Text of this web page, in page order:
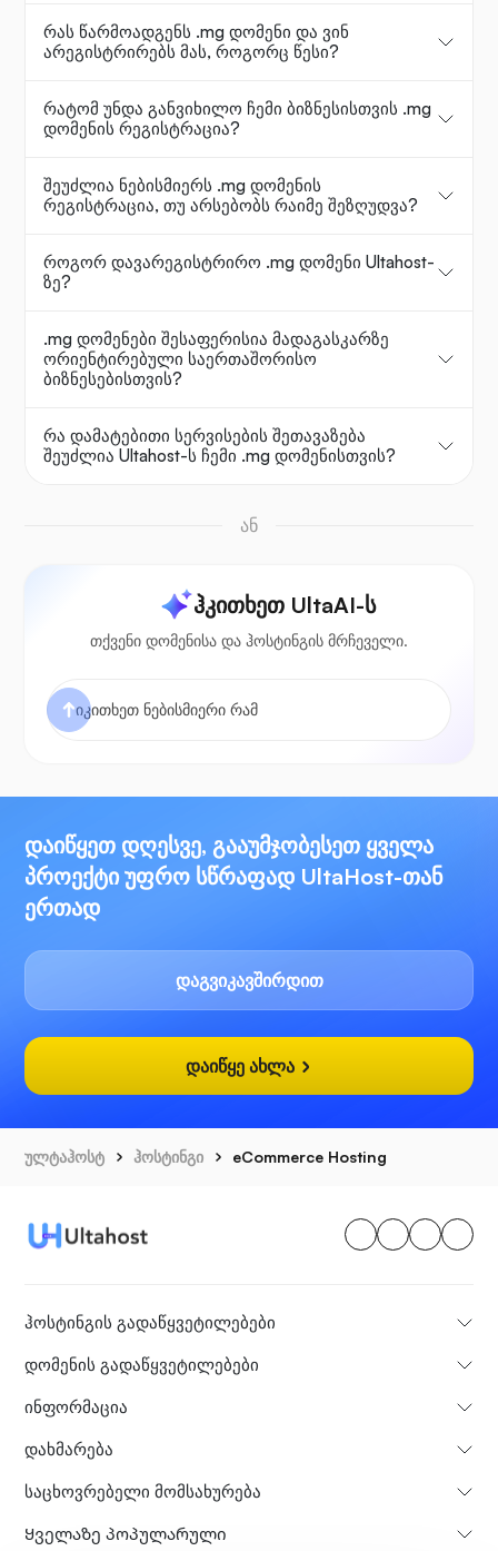
რას წარმოადგენს .mg დომენი და ვინ
არეგისტრირებს მას, როგორც წესი?
რატომ უნდა განვიხილო ჩემი ბიზნესისთვის .mg
დომენის რეგისტრაცია?
შეუძლია ნებისმიერს .mg დომენის
რეგისტრაცია, თუ არსებობს რაიმე შეზღუდვა?
როგორ დავარეგისტრირო .mg დომენი Ultahost-
ზე?
.mg დომენები შესაფერისია მადაგასკარზე
ორიენტირებული საერთაშორისო
ბიზნესებისთვის?
რა დამატებითი სერვისების შეთავაზება
შეუძლია Ultahost-ს ჩემი .mg დომენისთვის?
ან
ჰკითხეთ UltaAI-ს
თქვენი დომენისა და ჰოსტინგის მრჩეველი.
დაიწყეთ დღესვე, გააუმჯობესეთ ყველა
პროექტი უფრო სწრაფად UltaHost-თან
ერთად
დაგვიკავშირდით
დაიწყე ახლა
ულტაჰოსტ ჰოსტინგი eCommerce Hosting
ჰოსტინგის გადაწყვეტილებები
დომენის გადაწყვეტილებები
ინფორმაცია
დახმარება
საცხოვრებელი მომსახურება
Ყველაზე პოპულარული